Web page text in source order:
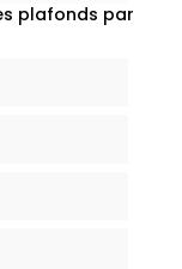
plafonds par